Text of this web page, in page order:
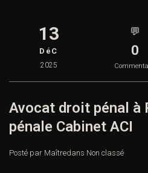
13
DéC
2025
💬
0
Avocat droit pénal à
pénale Cabinet ACI
Posté par Maîtredans Non classé